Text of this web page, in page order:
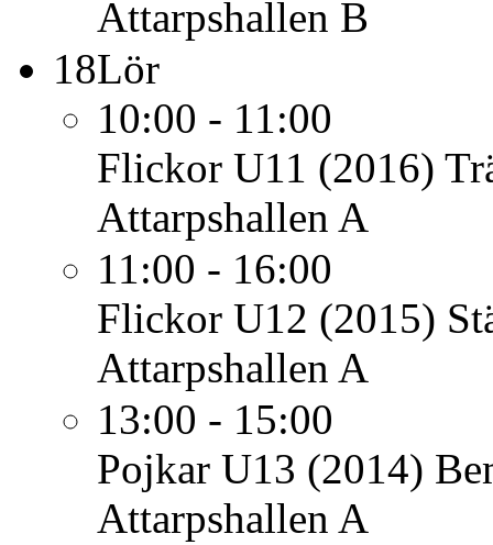
Attarpshallen B
18Lör
10:00 - 11:00
Flickor U11 (2016)
Attarpshallen A
11:00 - 16:00
Flickor U12 (2015)
Attarpshallen A
13:00 - 15:00
Pojkar U13 (2014)
Attarpshallen A